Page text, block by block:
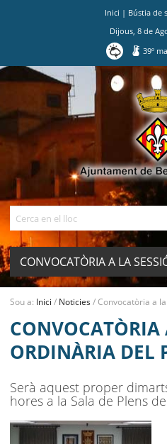
Inici | Bústia de
Dijous, 8de
39º
CONVOCATÒRIA A LA
ORDINÀRIA DEL PLE
AJUNTAMENT
MUNICIPI
SEU ELECTRÒNICA
Sou a: Inici / Noticies/Convocatòria a
CONVOCATÒRIA
ORDINÀRIA DEL
Serà aquest proper
hores a la Sala de Plens